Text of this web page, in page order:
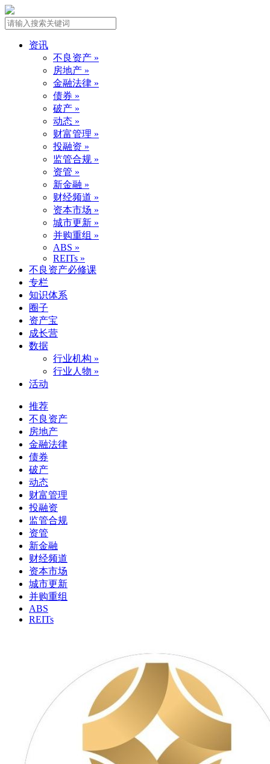
资讯
不良资产 »
房地产 »
金融法律 »
债券 »
破产 »
动态 »
财富管理 »
投融资 »
监管合规 »
资管 »
新金融 »
财经频道 »
资本市场 »
城市更新 »
并购重组 »
ABS »
REITs »
不良资产必修课
专栏
知识体系
圈子
资产宝
成长营
数据
行业机构 »
行业人物 »
活动
推荐
不良资产
房地产
金融法律
债券
破产
动态
财富管理
投融资
监管合规
资管
新金融
财经频道
资本市场
城市更新
并购重组
ABS
REITs